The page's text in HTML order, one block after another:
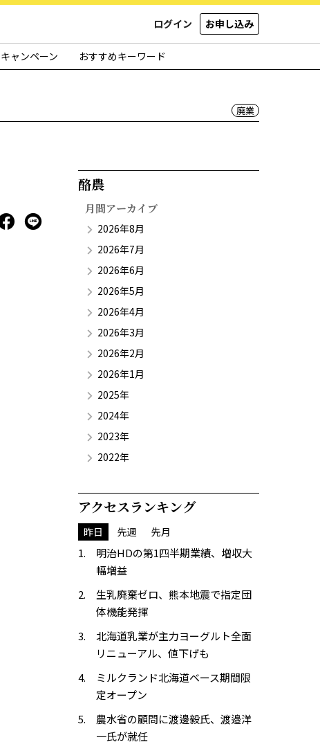
ログイン お申し込み
ャンペーン おすすめキーワード
廃業
酪農​
月間アーカイブ
2026年8月
2026年7月
2026年6月
2026年5月
2026年4月
2026年3月
2026年2月
2026年1月
2025年
2024年
2023年
2022年
アクセスランキング
昨日 先週 先月
明治HDの第1四半期業績、増収大
幅増益
生乳廃棄ゼロ、熊本地震で指定団
体機能発揮
北海道乳業が主力ヨーグルト全面
リニューアル、値下げも
ミルクランド北海道ベース期間限
定オープン
農水省の顧問に渡邊毅氏、渡邉洋
一氏が就任